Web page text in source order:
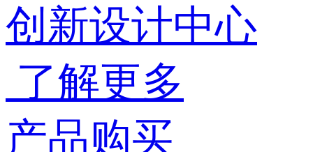
创新设计中心
了解更多
产品购买